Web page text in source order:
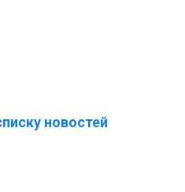
новостей